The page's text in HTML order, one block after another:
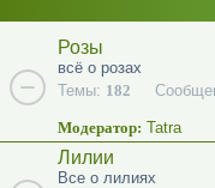
Розы
всё о розах
Темы: 182
Модератор: Tatra
Лилии
Все о лилиях